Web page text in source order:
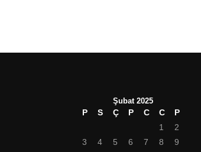
Şubat 2025
P S Ç P C C
P
1
2
3
4 5 6 7 8 9